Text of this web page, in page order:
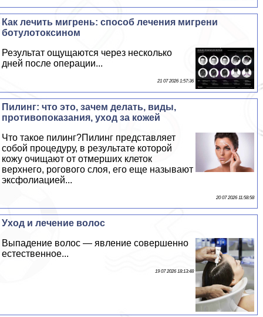
Как лечить мигрень: способ лечения мигрени
ботулотоксином
Результат ощущаются через несколько
дней после операции...
21 07 2026 1:57:36
Пилинг: что это, зачем делать, виды,
противопоказания, уход за кожей
Что такое пилинг?Пилинг представляет
собой процедуру, в результате которой
кожу очищают от отмерших клеток
верхнего, рогового слоя, его еще называют
эксфолиацией...
20 07 2026 11:58:58
Уход и лечение волос
Выпадение волос — явление совершенно
естественное...
19 07 2026 18:13:48